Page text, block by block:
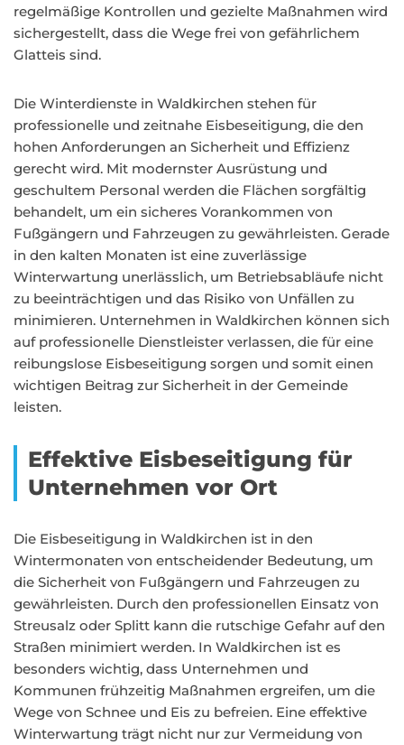
regelmäßige Kontrollen und gezielte Maßnahmen wird
sichergestellt, dass die Wege frei von gefährlichem
Glatteis sind.
Die Winterdienste in Waldkirchen stehen für
professionelle und zeitnahe Eisbeseitigung, die den
hohen Anforderungen an Sicherheit und Effizienz
gerecht wird. Mit modernster Ausrüstung und
geschultem Personal werden die Flächen sorgfältig
behandelt, um ein sicheres Vorankommen von
Fußgängern und Fahrzeugen zu gewährleisten. Gerade
in den kalten Monaten ist eine zuverlässige
Winterwartung unerlässlich, um Betriebsabläufe nicht
zu beeinträchtigen und das Risiko von Unfällen zu
minimieren. Unternehmen in Waldkirchen können sich
auf professionelle Dienstleister verlassen, die für eine
reibungslose Eisbeseitigung sorgen und somit einen
wichtigen Beitrag zur Sicherheit in der Gemeinde
leisten.
Effektive Eisbeseitigung für
Unternehmen vor Ort
Die Eisbeseitigung in Waldkirchen ist in den
Wintermonaten von entscheidender Bedeutung, um
die Sicherheit von Fußgängern und Fahrzeugen zu
gewährleisten. Durch den professionellen Einsatz von
Streusalz oder Splitt kann die rutschige Gefahr auf den
Straßen minimiert werden. In Waldkirchen ist es
besonders wichtig, dass Unternehmen und
Kommunen frühzeitig Maßnahmen ergreifen, um die
Wege von Schnee und Eis zu befreien. Eine effektive
Winterwartung trägt nicht nur zur Vermeidung von